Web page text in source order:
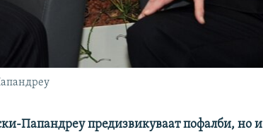
Папандреу предизвикуваат пофалби, но и